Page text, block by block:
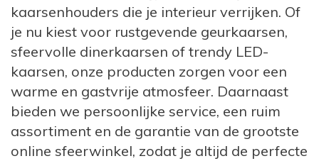
kaarsenhouders die je interieur verrijken. Of
je nu kiest voor rustgevende geurkaarsen,
sfeervolle dinerkaarsen of trendy LED-
kaarsen, onze producten zorgen voor een
warme en gastvrije atmosfeer. Daarnaast
bieden we persoonlijke service, een ruim
assortiment en de garantie van de grootste
online sfeerwinkel, zodat je altijd de perfecte